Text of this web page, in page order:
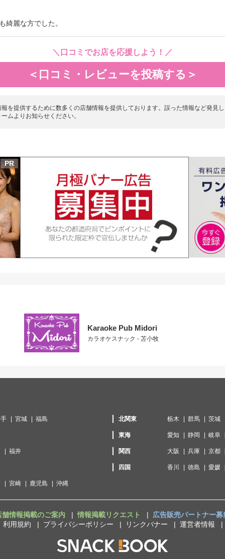
綺麗な方でした。
＼口コミでお店を応援しよう！／
＜口コミ・レビューを投稿する＞
を提供するために数多くの店舗情報を提供しております。誤った情報など発見し
ムよりお知らせください。
PR
Karaoke Pub Midori
カラオケスナック - 苫小牧
宮城 福島 北関東 栃木 群馬 茨城
東海 愛知 静岡 岐阜
福井 関西 大阪 兵庫 京都
四国 香川 徳島 愛媛
宮崎 鹿児島 沖縄
舗情報掲載のご案内 情報掲載リクエスト
広告販売パートナー募
利用規約
プライバシーポリシー リンクバナー 運営者情報